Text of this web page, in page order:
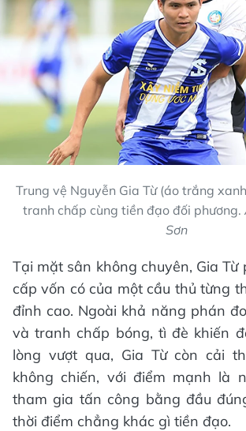
Trung vệ Nguyễn Gia Từ (áo trắng
tranh chấp cùng tiền đạo đối phương.
Sơn
Tại mặt sân không chuyên, Gia
cấp vốn có của một cầu thủ từng
đỉnh cao. Ngoài khả năng phán
và tranh chấp bóng, tì đè khiến
lòng vượt qua, Gia Từ còn cải
không chiến, với điểm mạnh là
tham gia tấn công bằng đầu
thời điểm chẳng khác gì tiền đạo.